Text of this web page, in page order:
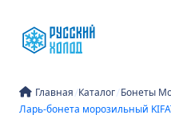
содержимому
Главная/Каталог/Бонеты
Ларь-бонета морозильный